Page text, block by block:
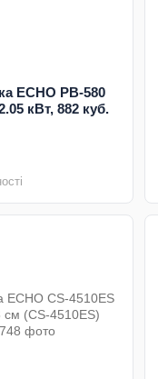
ECHO PB-580
кВт, 882 куб.